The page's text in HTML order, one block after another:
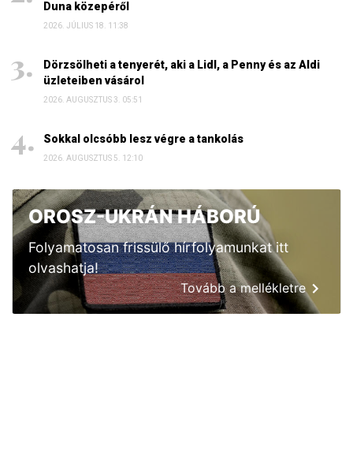
Duna közepéről
2026. JÚLIUS 18. 11:38
Dörzsölheti a tenyerét, aki a Lidl, a Penny és az Aldi
üzleteiben vásárol
2026. AUGUSZTUS 3. 05:51
Sokkal olcsóbb lesz végre a tankolás
2026. AUGUSZTUS 5. 12:10
OROSZ-UKRÁN HÁBORÚ
Folyamatosan frissülő hírfolyamunkat itt
olvashatja!
Tovább a mellékletre